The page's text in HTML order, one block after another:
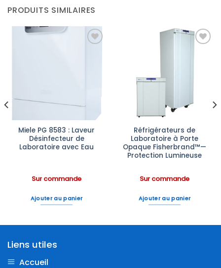
PRODUITS SIMILAIRES
Miele PG 8583 : Laveur
Désinfecteur de
Laboratoire avec Eau
Sur commande
Ajouter au panier
Réfrigérateurs de
Laboratoire à Porte
Opaque Fisherbrand™—
Protection Lumineuse
Sur commande
Ajouter au panier
Liens utiles
Accueil